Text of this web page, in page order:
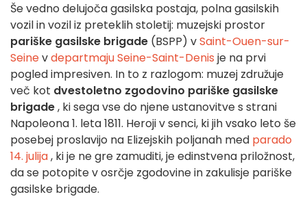
Še vedno delujoča gasilska postaja, polna gasilskih
vozil in vozil iz preteklih stoletij: muzejski prostor
pariške gasilske brigade (BSPP) vSaint-Ouen-sur-
Seinevdepartmaju Seine-Saint-Denis je na prvi
pogled impresiven. In to z razlogom: muzej združuje
več kot dvestoletno zgodovino pariške gasilske
brigade, ki sega vse do njene ustanovitve s strani
Napoleona 1. leta 1811. Heroji v senci, ki jih vsako leto še
posebej proslavijo na Elizejskih poljanah med parado
14. julija, ki je ne gre zamuditi, je edinstvena priložnost,
da se potopite v osrčje zgodovine in zakulisje pariške
gasilske brigade.